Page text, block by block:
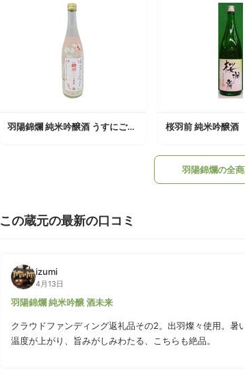
羽陽錦爛 純米吟醸酒 うすにごり生酒 華霞 桜羽前 純米吟醸酒
羽陽錦爛の全
この蔵元の最新の口コミ
izumi
4月13日
羽陽錦爛 純米吟醸 酒未来
クラウドファンディング返礼品その2。出羽燦々使用。
温度が上がり、旨みがしみわたる、こちらも絶品。